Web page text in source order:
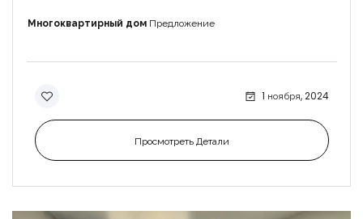
Многоквартирный дом Предложение
1 ноября, 2024
Просмотреть Детали